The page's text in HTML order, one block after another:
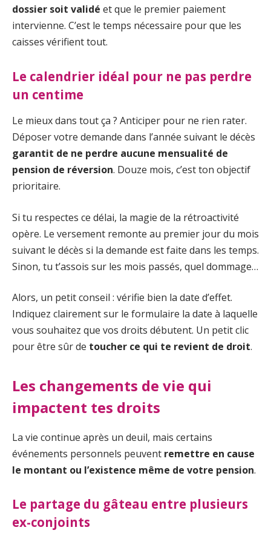
dossier soit validé et que le premier paiement
intervienne. C’est le temps nécessaire pour que les
caisses vérifient tout.
Le calendrier idéal pour ne pas perdre
un centime
Le mieux dans tout ça ? Anticiper pour ne rien rater.
Déposer votre demande dans l’année suivant le décès
garantit de ne perdre aucune mensualité de
pension de réversion. Douze mois, c’est ton objectif
prioritaire.
Si tu respectes ce délai, la magie de la rétroactivité
opère. Le versement remonte au premier jour du mois
suivant le décès si la demande est faite dans les temps.
Sinon, tu t’assois sur les mois passés, quel dommage…
Alors, un petit conseil : vérifie bien la date d’effet.
Indiquez clairement sur le formulaire la date à laquelle
vous souhaitez que vos droits débutent. Un petit clic
pour être sûr de toucher ce qui te revient de droit.
Les changements de vie qui
impactent tes droits
La vie continue après un deuil, mais certains
événements personnels peuvent remettre en cause
le montant ou l’existence même de votre pension.
Le partage du gâteau entre plusieurs
ex-conjoints